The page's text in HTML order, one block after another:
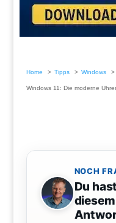
Home Tipps Windows
Windows 11: Die moderne
NOCH
Du